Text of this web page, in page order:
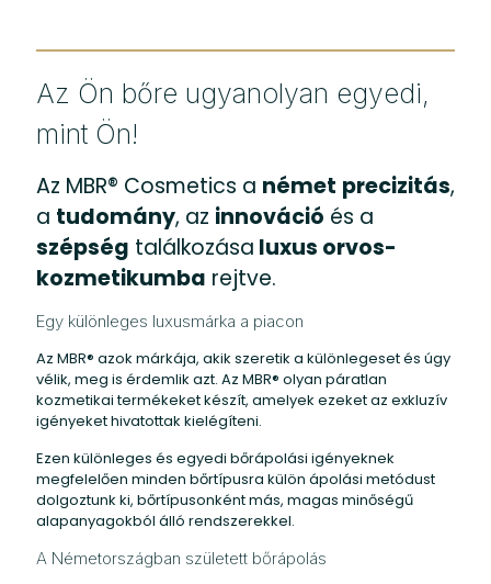
Az Ön bőre ugyanolyan egyedi,
mint Ön!
Az MBR® Cosmetics a német precizitás,
a tudomány, az innováció és a
szépség találkozása luxus orvos-
kozmetikumba rejtve.
Egy különleges luxusmárka a piacon
Az MBR® azok márkája, akik szeretik a különlegeset és úgy
vélik, meg is érdemlik azt. Az MBR® olyan páratlan
kozmetikai termékeket készít, amelyek ezeket az exkluzív
igényeket hivatottak kielégíteni.
Ezen különleges és egyedi bőrápolási igényeknek
megfelelően minden bőrtípusra külön ápolási metódust
dolgoztunk ki, bőrtípusonként más, magas minőségű
alapanyagokból álló rendszerekkel.
A Németországban született bőrápolás